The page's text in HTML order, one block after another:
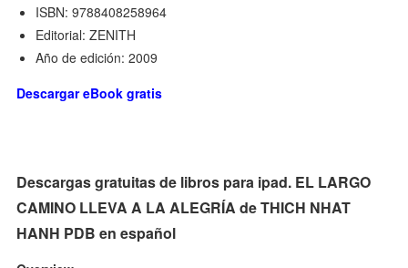
ISBN: 9788408258964
Editorial: ZENITH
Año de edición: 2009
Descargar eBook gratis
Descargas gratuitas de libros para ipad. EL LARGO
CAMINO LLEVA A LA ALEGRÍA de THICH NHAT
HANH PDB en español